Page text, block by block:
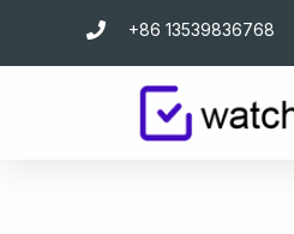
+86 13539836768